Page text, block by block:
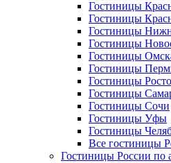
Гостиницы
Гостиницы
Гостиницы
Гостиницы
Гостиницы
Гостиницы
Гостиницы
Гостиницы
Гостиницы Сочи
Гостиницы Уфы
Гостиницы
Все гостиницы
Гостиницы России по